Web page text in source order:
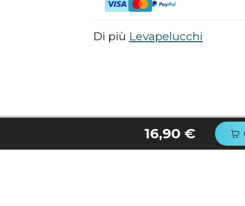
Di più Levapelucchi
16,90 €